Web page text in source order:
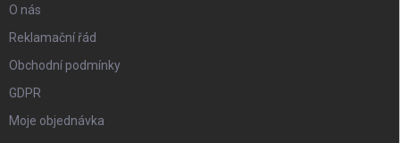
O nás
Reklamační řád
Obchodní podmínky
GDPR
Moje objednávka